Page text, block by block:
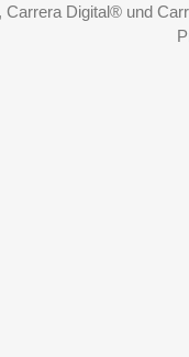
Digital® und